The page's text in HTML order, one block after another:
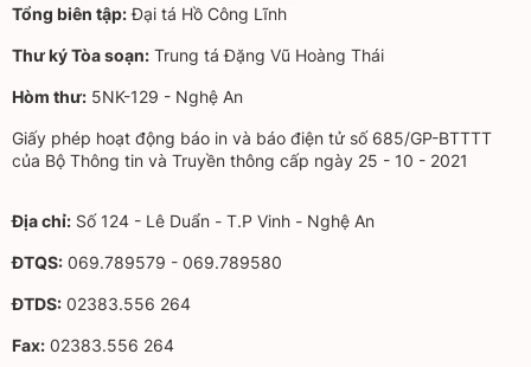
Tổng biên tập:Đại tá Hồ Công Lĩnh
Thư ký Tòa soạn: Trung tá Đặng Vũ Hoàng Thái
Hòm thư: 5NK-129 - Nghệ An
Giấy phép hoạt động báo in và báo điện tử số 685/GP-BTTTT
của Bộ Thông tin và Truyền thông cấp ngày 25 - 10 - 2021
Địa chỉ: Số 124 - Lê Duẩn - T.P Vinh - Nghệ An
ĐTQS: 069.789579 - 069.789580
ĐTDS: 02383.556 264
Fax: 02383.556 264